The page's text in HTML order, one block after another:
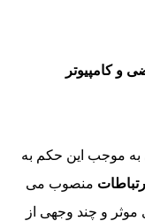
کامپیوتر
موجب این حکم به
منصوب می
و چند وجهی از